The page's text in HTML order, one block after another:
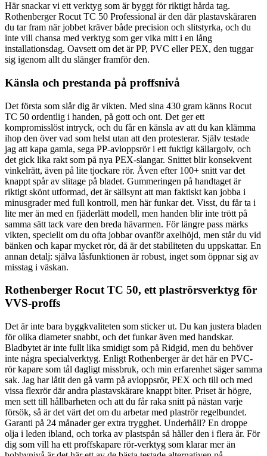
Här snackar vi ett verktyg som är byggt för riktigt hårda tag.
Rothenberger Rocut TC 50 Professional är den där plastavskäraren
du tar fram när jobbet kräver både precision och slitstyrka, och du
inte vill chansa med verktyg som ger vika mitt i en lång
installationsdag. Oavsett om det är PP, PVC eller PEX, den tuggar
sig igenom allt du slänger framför den.
Känsla och prestanda på proffsnivå
Det första som slår dig är vikten. Med sina 430 gram känns Rocut
TC 50 ordentlig i handen, på gott och ont. Det ger ett
kompromisslöst intryck, och du får en känsla av att du kan klämma
ihop den över vad som helst utan att den protesterar. Själv testade
jag att kapa gamla, sega PP-avloppsrör i ett fuktigt källargolv, och
det gick lika rakt som på nya PEX-slangar. Snittet blir konsekvent
vinkelrätt, även på lite tjockare rör. Även efter 100+ snitt var det
knappt spår av slitage på bladet. Gummeringen på handtaget är
riktigt skönt utformad, det är sällsynt att man faktiskt kan jobba i
minusgrader med full kontroll, men här funkar det. Visst, du får ta i
lite mer än med en fjäderlätt modell, men handen blir inte trött på
samma sätt tack vare den breda hävarmen. För längre pass märks
vikten, speciellt om du ofta jobbar ovanför axelhöjd, men står du vid
bänken och kapar mycket rör, då är det stabiliteten du uppskattar. En
annan detalj: själva låsfunktionen är robust, inget som öppnar sig av
misstag i väskan.
Rothenberger Rocut TC 50, ett plaströrsverktyg för
VVS-proffs
Det är inte bara byggkvaliteten som sticker ut. Du kan justera bladen
för olika diameter snabbt, och det funkar även med handskar.
Bladbytet är inte fullt lika smidigt som på Ridgid, men du behöver
inte några specialverktyg. Enligt Rothenberger är det här en PVC-
rör kapare som tål dagligt missbruk, och min erfarenhet säger samma
sak. Jag har låtit den gå varm på avloppsrör, PEX och till och med
vissa flexrör där andra plastavskärare knappt biter. Priset är högre,
men sett till hållbarheten och att du får raka snitt på nästan varje
försök, så är det värt det om du arbetar med plaströr regelbundet.
Garanti på 24 månader ger extra trygghet. Underhåll? En droppe
olja i leden ibland, och torka av plastspån så håller den i flera år. För
dig som vill ha ett proffskapare rör-verktyg som klarar mer än